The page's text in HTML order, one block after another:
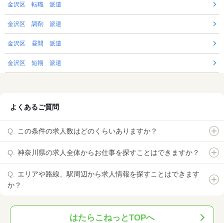
金沢区 転職 派遣
金沢区 調剤 派遣
金沢区 昼間 派遣
金沢区 短期 派遣
よくあるご質問
この条件の求人数はどのくらいありますか？
神奈川県の求人全体からお仕事を探すことはできますか？
エリアや路線、駅周辺から求人情報を探すことはできます
か？
はたらこねっとTOPへ